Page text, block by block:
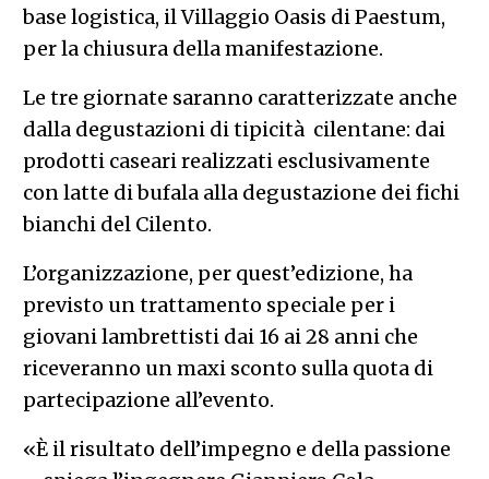
base logistica, il Villaggio Oasis di Paestum,
per la chiusura della manifestazione.
Le tre giornate saranno caratterizzate anche
dalla degustazioni di tipicità cilentane: dai
prodotti caseari realizzati esclusivamente
con latte di bufala alla degustazione dei fichi
bianchi del Cilento.
L’organizzazione, per quest’edizione, ha
previsto un trattamento speciale per i
giovani lambrettisti dai 16 ai 28 anni che
riceveranno un maxi sconto sulla quota di
partecipazione all’evento.
«È il risultato dell’impegno e della passione